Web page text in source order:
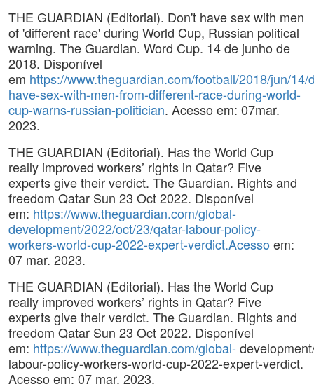
THE GUARDIAN (Editorial). Don't have sex with men
of 'different race' during World Cup, Russian political
warning. The Guardian. Word Cup. 14 de junho de
2018. Disponível
em https://www.theguardian.com/football/2018/jun/14/
have-sex-with-men-from-different-race-during-world-
cup-warns-russian-politician. Acesso em: 07mar.
2023.
THE GUARDIAN (Editorial). Has the World Cup
really improved workers’ rights in Qatar? Five
experts give their verdict. The Guardian. Rights and
freedom Qatar Sun 23 Oct 2022. Disponível
em: https://www.theguardian.com/global-
development/2022/oct/23/qatar-labour-policy-
workers-world-cup-2022-expert-verdict.Acesso em:
07 mar. 2023.
THE GUARDIAN (Editorial). Has the World Cup
really improved workers’ rights in Qatar? Five
experts give their verdict. The Guardian. Rights and
freedom Qatar Sun 23 Oct 2022. Disponível
em: https://www.theguardian.com/global-
labour-policy-workers-world-cup-2022-expert-verdict.
Acesso em: 07 mar. 2023.